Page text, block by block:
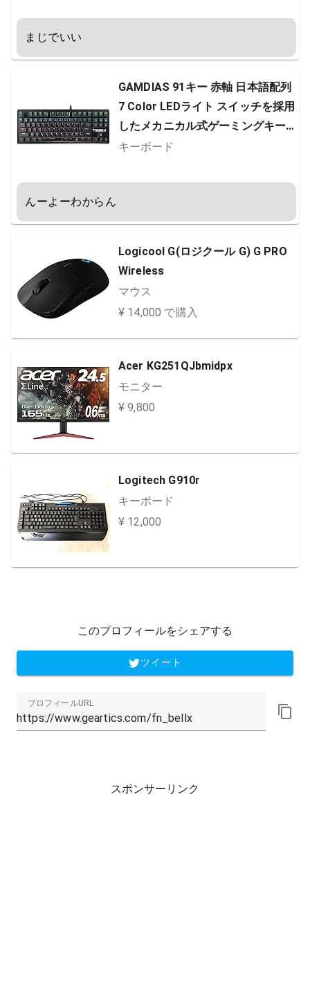
まじでいい
GAMDIAS 91キー 赤軸 日本語配列
7 Color LEDライト スイッチを採用
したメカニカル式ゲーミングキー
ボード (HERMES E2) 16759-28000
キーボード
んーよーわからん
Logicool G(ロジクール G) G PRO
Wireless
マウス
¥ 14,000 で購入
Acer KG251QJbmidpx
モニター
¥ 9,800
Logitech G910r
キーボード
¥ 12,000
このプロフィールをシェアする
ツイート
プロフィールURL
スポンサーリンク